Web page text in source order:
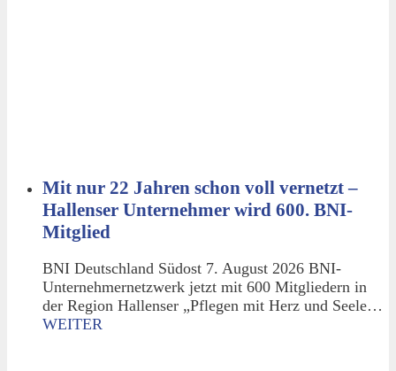
Mit nur 22 Jahren schon voll vernetzt –
Hallenser Unternehmer wird 600. BNI-
Mitglied
BNI Deutschland Südost 7. August 2026 BNI-
Unternehmernetzwerk jetzt mit 600 Mitgliedern in
der Region Hallenser „Pflegen mit Herz und Seele…
WEITER